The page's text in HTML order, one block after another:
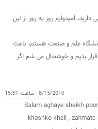
امیدوارم روز به روز از این
علم و صنعت هستم، باعث
بدیم و خوشحال می شم اگر
8/15/2010 - ساعت: 15:37
Salam aghaye sheikh
khoshko khali ,